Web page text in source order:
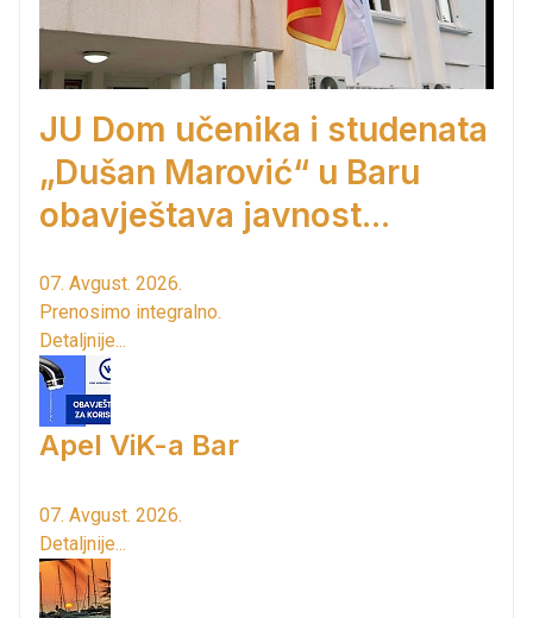
JU Dom učenika i studenata
„Dušan Marović“ u Baru
obavještava javnost...
07. Avgust. 2026.
Prenosimo integralno.
Detaljnije...
Apel ViK-a Bar
07. Avgust. 2026.
Detaljnije...